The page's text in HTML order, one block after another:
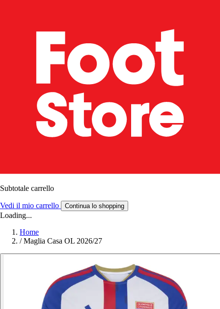
Subtotale carrello
Vedi il mio carrello Continua lo shopping
Loading...
Home
/ Maglia Casa OL 2026/27